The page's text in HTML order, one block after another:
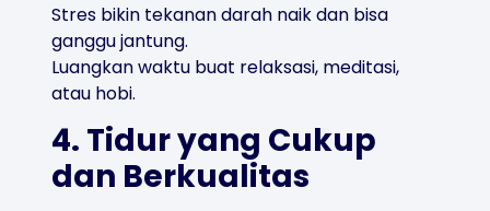
Stres bikin tekanan darah naik dan bisa
ganggu jantung.
Luangkan waktu buat relaksasi, meditasi,
atau hobi.
4. Tidur yang Cukup
dan Berkualitas